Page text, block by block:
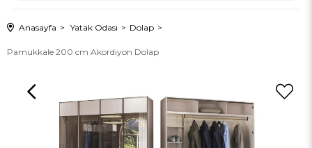
Anasayfa Yatak Odası Dolap
Pamukkale 200 cm Akordiyon Dolap